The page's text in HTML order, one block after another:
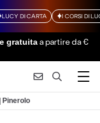
LUCY DI CARTA I CORSI DI
gratuitaa partire da €
Pinerolo